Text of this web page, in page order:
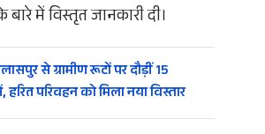
में विस्तृत जानकारी दी।
से ग्रामीण रूटों पर दौड़ीं 15
परिवहन को मिला नया विस्तार